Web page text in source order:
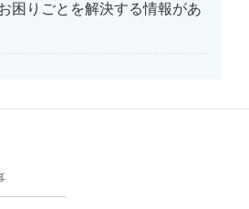
困りごとを解決する情報があ